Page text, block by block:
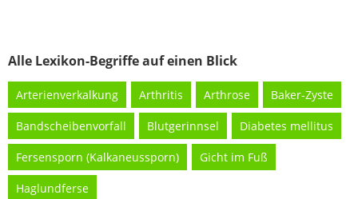
Alle Lexikon-Begriffe auf einen Blick
Arterienverkalkung Arthritis Arthrose Baker-Zyste
Bandscheibenvorfall Blutgerinnsel Diabetes mellitus
Fersensporn (Kalkaneussporn) Gicht im Fuß
Haglundferse